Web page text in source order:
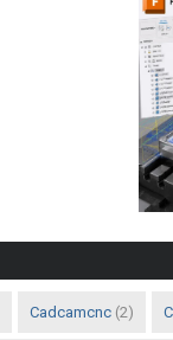
Cadcamcnc (2)